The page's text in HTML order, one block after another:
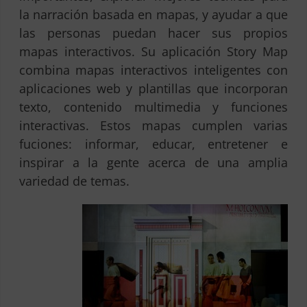
la narración basada en mapas, y ayudar a que
las personas puedan hacer sus propios
mapas interactivos. Su aplicación Story Map
combina mapas interactivos inteligentes con
aplicaciones web y plantillas que incorporan
texto, contenido multimedia y funciones
interactivas. Estos mapas cumplen varias
fuciones: informar, educar, entretener e
inspirar a la gente acerca de una amplia
variedad de temas.